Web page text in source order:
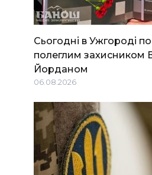
Сьогодні в Ужгороді
полеглим
Йорданом
06.08.2026